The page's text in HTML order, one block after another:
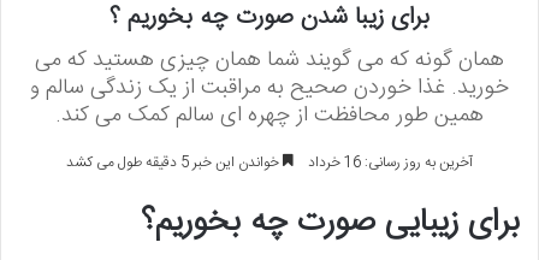
برای زیبا شدن صورت چه بخوریم ؟
همان گونه که می گویند شما همان چیزی هستید که می
خورید. غذا خوردن صحیح به مراقبت از یک زندگی سالم و
همین طور محافظت از چهره ای سالم کمک می کند.
آخرین به روز رسانی: 16 خرداد خواندن این خبر 5 دقیقه طول می کشد
برای زیبایی صورت چه بخوریم؟